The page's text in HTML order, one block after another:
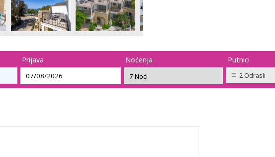
Prijava Noćenja Putnici
2 Odrasli